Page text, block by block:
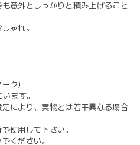
意外としっかりと積み上げること
ゃれ。
ク）
ます。
により、実物とは若干異なる場合
使用して下さい。
ください。